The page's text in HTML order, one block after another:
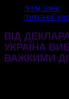
ПРЯМІ ЕФІРИ
ГОЛОВНИЙ
ВІД
УКРАЇНА
ВАЖКИМИ